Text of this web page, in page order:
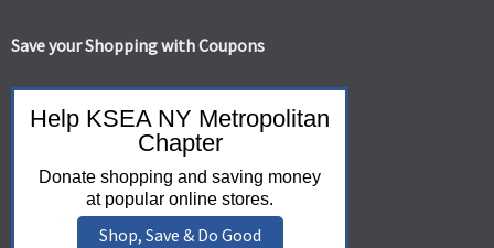
Save your Shopping with Coupons
Help KSEA NY Metropolitan
Chapter
Donate shopping and saving money
at popular online stores.
Shop, Save & Do Good